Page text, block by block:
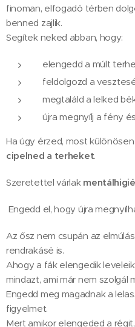
finoman, elfogadó térben
benned zajlik.
Segítek neked abban, hogy:
elengedd a múlt
feldolgozd a
megtaláld a lelked
újra megnyílj a fény
Ha úgy érzed, most
cipelned a terheket.
Szeretettel várlak
Engedd el, hogy újra
Az ősz nem csupán az
rendrakásé is.
Ahogy a fák elengedik
mindazt, ami már nem szolgál
Engedd meg magadnak a
figyelmet.
Mert amikor elengeded a